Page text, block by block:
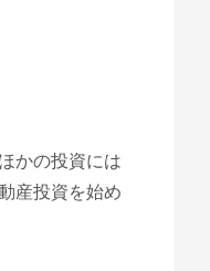
かの投資には
産投資を始め